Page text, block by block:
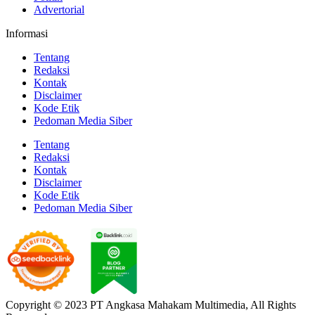
Advertorial
Informasi
Tentang
Redaksi
Kontak
Disclaimer
Kode Etik
Pedoman Media Siber
Tentang
Redaksi
Kontak
Disclaimer
Kode Etik
Pedoman Media Siber
Copyright © 2023 PT Angkasa Mahakam Multimedia, All Rights